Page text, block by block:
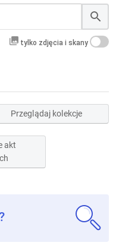
tylko zdjęcia i skany
Przeglądaj kolekcje
akt